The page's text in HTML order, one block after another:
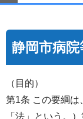
静岡市病
（目的）
第1条 この要綱は
「法」という。